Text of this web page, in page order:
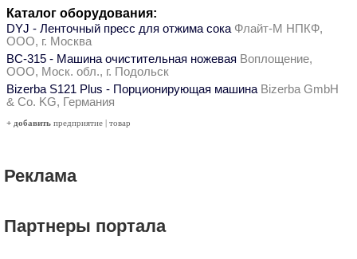
Каталог оборудования:
DYJ - Ленточный пресс для отжима сока Флайт-М НПКФ,
ООО, г. Москва
ВС-315 - Машина очистительная ножевая Воплощение,
ООО, Моск. обл., г. Подольск
Bizerba S121 Plus - Порционирующая машина Bizerba GmbH
& Co. KG, Германия
+ добавить предприятие | товар
Реклама
Партнеры портала